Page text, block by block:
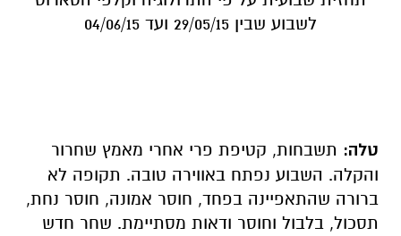
לשבוע שבין 29/05/15 ועד 04/06/15
טלה: תשבחות, קטיפת פרי אחרי מאמץ שחרור
והקלה. השבוע נפתח באווירה טובה. תקופה לא
ברורה שהתאפיינה בפחד, חוסר אמונה, חוסר נחת,
תסכול, בלבול וחוסר ודאות מסתיימת. שחר חדש